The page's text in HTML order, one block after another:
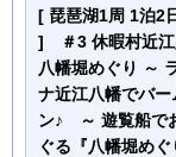
[ 琵琶湖1周 1泊2
] ＃3 休暇村近江
八幡堀めぐり ～
ナ近江八幡でバー
ン♪ ～ 遊覧船で
ぐる『八幡堀めぐ